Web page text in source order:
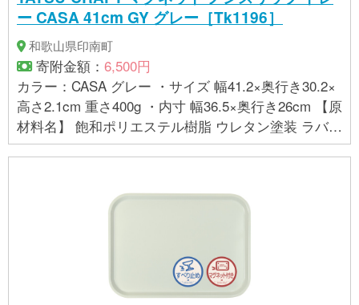
せん。予めご了承ください。 ・布地を一枚一枚成型
していますので、お届けする商品によって絵柄の位
置や風合いが多少異なることがあります。 ・商品の
色は、お使いのブラウザやモニターによって実際の
色と若干異なる場合がございます。ご了承下さい。
【製造】 株式会社 橋本達之助工芸（和歌山県海南
市）
ー CASA 41cm GY グレー［Tk1196］
和歌山県印南町
寄附金額： 6,500円
カラー：CASA グレー ・サイズ 幅41.2×奥行き30.2×
高さ2.1cm 重さ400g ・内寸 幅36.5×奥行き26cm 【原
材料名】 飽和ポリエステル樹脂 ウレタン塗装 ラバー
マグネット 【お取り扱いに関する注意事項】 ・金属
・曲面は落下の恐れがありますので貼り付けないで
い。 ・この商品は、家庭用の食洗機に対応しており
ますが、業務用の食洗機には対応しておりません。